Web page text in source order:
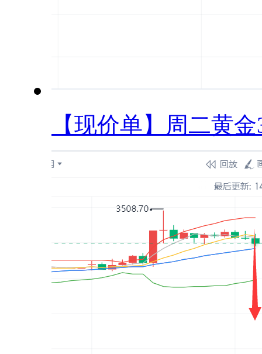
【现价单】周二黄金